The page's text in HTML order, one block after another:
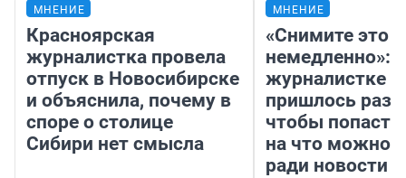
МНЕНИЕ
Красноярская
журналистка провела
отпуск в Новосибирске
и объяснила, почему в
споре о столице
Сибири нет смысла
МНЕНИЕ
«Снимите это
немедленно»:
журналистке
пришлось
чтобы попасть
на что можно
ради новости